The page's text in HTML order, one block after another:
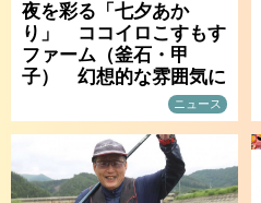
夜を彩る「七夕あか
り」 ココイロこすもす
ファーム（釜石・甲
子） 幻想的な雰囲気に
ニュース